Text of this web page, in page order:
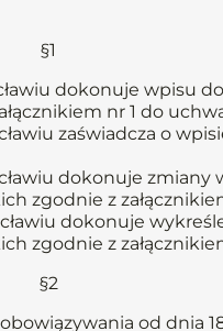
§1
dokonuje wpisu
nr 1 do
zaświadcza o
dokonuje
zgodnie z
dokonuje
zgodnie z
§2
od dnia